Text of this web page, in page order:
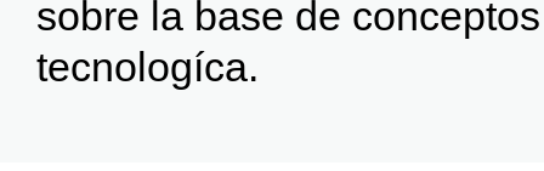
sobre la base de
tecnologíca.